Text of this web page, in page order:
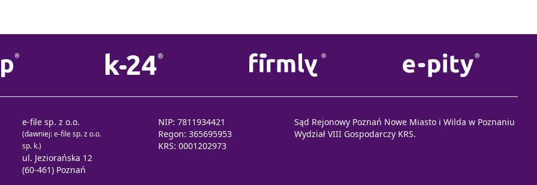
e-file sp. z o.o.
(dawniej: e-file sp. z o.o.
sp. k.)
ul. Jeziorańska 12
(60-461) Poznań
NIP: 7811934421
Regon: 365695953
KRS: 0001202973
Sąd Rejonowy Poznań Nowe Miasto i Wilda w Poznaniu
Wydział VIII Gospodarczy KRS.